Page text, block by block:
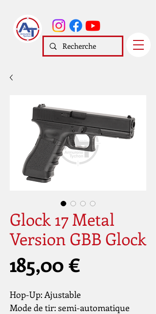
Glock 17 Metal
Version GBB Glock
185,00 €
Hop-Up: Ajustable
Mode de tir: semi-automatique